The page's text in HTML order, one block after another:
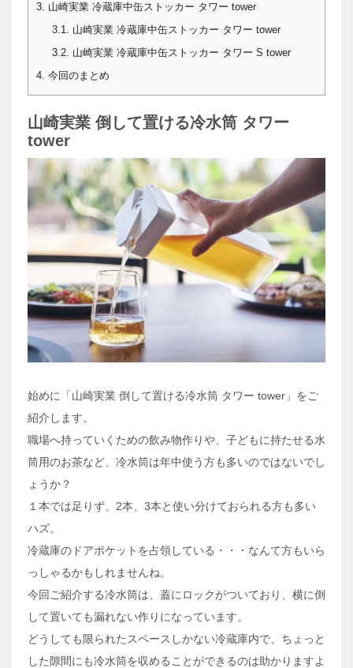
3. 山崎実業 冷蔵庫中缶ストッカー タワー tower
3.1. 山崎実業 冷蔵庫中缶ストッカー タワー tower
3.2. 山崎実業 冷蔵庫中缶ストッカー タワー S tower
4. 今回のまとめ
山崎実業 倒して置ける冷水筒 タワー
tower
始めに「山崎実業 倒して置ける冷水筒 タワー tower」をご
紹介します。
職場へ持っていくための飲み物作りや、子どもに持たせる水
筒用のお茶など、冷水筒は年中使う方も多いのではないでし
ょうか？
１本では足りず、2本、3本と使い分けておられる方も多い
ハズ。
冷蔵庫のドアポケットを占領している・・・なんて方もいら
っしゃるかもしれませんね。
今回ご紹介する冷水筒は、蓋にロックがついており、横に倒
して置いても漏れない作りになっています。
どうしても限られたスペースしかない冷蔵庫内で、ちょっと
した隙間にも冷水筒を収めることができるのは助かりますよ